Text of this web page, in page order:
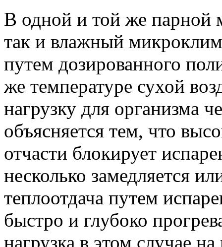
В одной и той же парной
так и влажный
путем дозированного
же температуре сухой
нагрузку для организма
объясняется тем, что
отчасти блокирует
несколько замедляется
теплоотдача путем
быстро и глубоко
нагрузка в этом случае